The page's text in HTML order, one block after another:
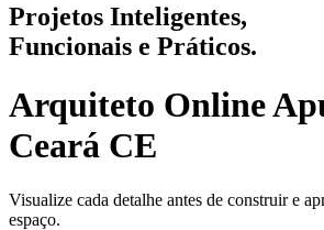
Projetos Inteligentes,
Funcionais e Práticos.
Arquiteto Online
Ceará CE
Visualize cada detalhe antes de construir e
espaço.